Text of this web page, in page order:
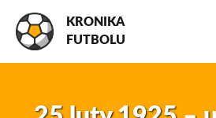
KRONIKA
FUTBOLU